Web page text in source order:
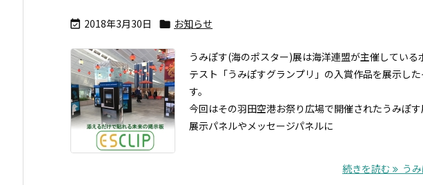
 2018年3月30日  お知らせ
うみぽす(海のポスター)展は海洋連盟が主催している
テスト「うみぽすグランプリ」の入賞作品を展示し
す。
今回はその羽田空港お祭り広場で開催されたうみぽ
展示パネルやメッセージパネルに
続きを読む う